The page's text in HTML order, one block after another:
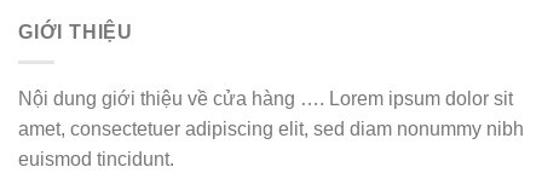
GIỚI THIỆU
Nội dung giới thiệu về cửa hàng …. Lorem ipsum dolor sit
amet, consectetuer adipiscing elit, sed diam nonummy nibh
euismod tincidunt.